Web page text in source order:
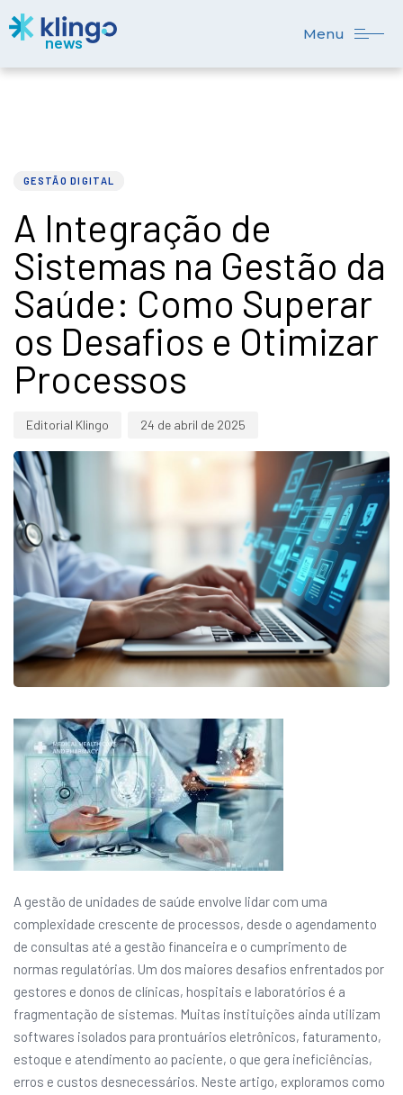
Menu
GESTÃO DIGITAL
A Integração de
Sistemas na Gestão da
Saúde: Como Superar
os Desafios e Otimizar
Processos
Editorial Klingo 24 de abril de 2025
A gestão de unidades de saúde envolve lidar com uma
complexidade crescente de processos, desde o agendamento
de consultas até a gestão financeira e o cumprimento de
normas regulatórias. Um dos maiores desafios enfrentados por
gestores e donos de clínicas, hospitais e laboratórios é a
fragmentação de sistemas. Muitas instituições ainda utilizam
softwares isolados para prontuários eletrônicos, faturamento,
estoque e atendimento ao paciente, o que gera ineficiências,
erros e custos desnecessários. Neste artigo, exploramos como